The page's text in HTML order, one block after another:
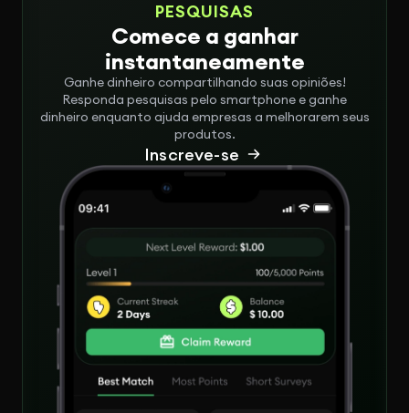
PESQUISAS
Comece a ganhar
instantaneamente
Ganhe dinheiro compartilhando suas opiniões!
Responda pesquisas pelo smartphone e ganhe
dinheiro enquanto ajuda empresas a melhorarem seus
produtos.
Inscreve-se